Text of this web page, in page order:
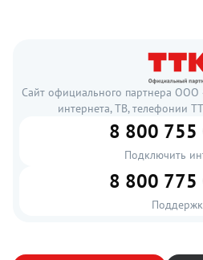
Сайт официального партнера ООО
интернета, ТВ, телефонии
8 800 755
Подключить
8 800 775